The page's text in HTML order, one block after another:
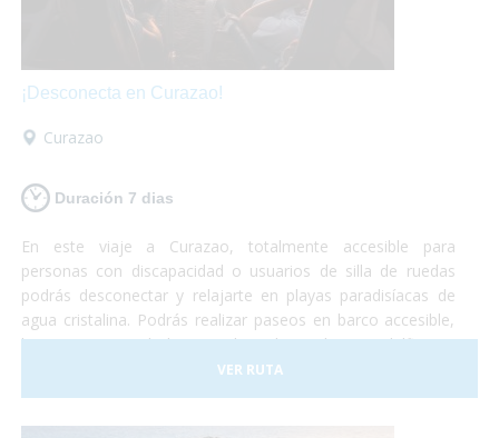
¡Desconecta en Curazao!
Curazao
Duración 7 dias
En este viaje a Curazao, totalmente accesible para
personas con discapacidad o usuarios de silla de ruedas
podrás desconectar y relajarte en playas paradisíacas de
agua cristalina. Podrás realizar paseos en barco accesible,
hacer un curso de buceo adaptado, nadar con delfines y
otro montón de actividades adaptadas para personas con
discapacidad.
VER RUTA